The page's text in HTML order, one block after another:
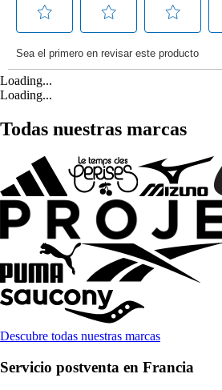
Loading...
Loading...
Todas nuestras marcas
Descubre todas nuestras marcas
Servicio postventa en Francia